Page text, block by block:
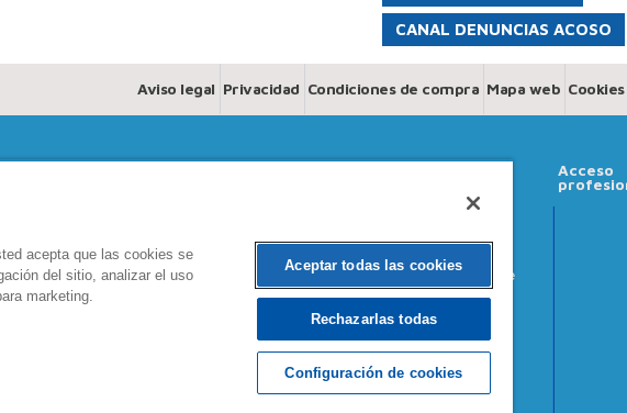
CANAL DENUNCIAS ACOSO
Aviso legal Privacidad Condiciones de compra Mapa web Cookies
I + D
Nutrición ocular
Sequedad ocular
Higiene y cuidados
Información de
interés
Acceso
acepta que las cookies se
del sitio, analizar el uso
marketing.
Aceptar todas las cookies
Rechazarlas todas
Configuración de cookies